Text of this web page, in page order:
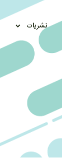
نشریات